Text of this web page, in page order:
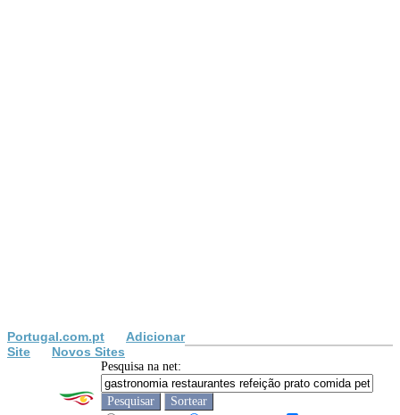
Portugal.com.pt
Adicionar
Site
Novos Sites
Pesquisa na net: